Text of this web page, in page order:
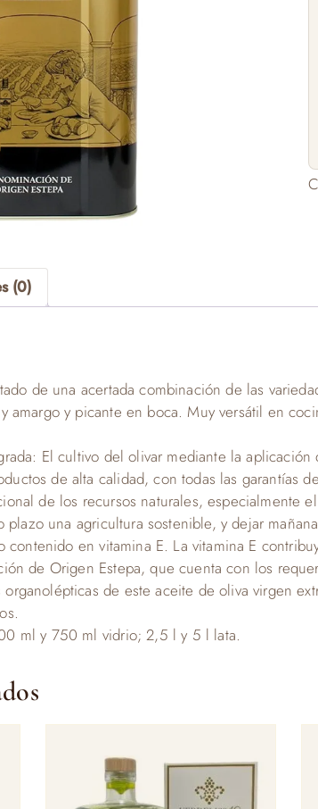
(0)
de una acertada combinación de las
amargo y picante en boca. Muy versátil en
El cultivo del olivar mediante la
de alta calidad, con todas las garantías
de los recursos naturales, especialmente
plazo una agricultura sostenible, y dejar
en vitamina E. La vitamina E
de Origen Estepa, que cuenta con los
de este aceite de oliva virgen
ml y 750 ml vidrio; 2,5 l y 5 l lata.